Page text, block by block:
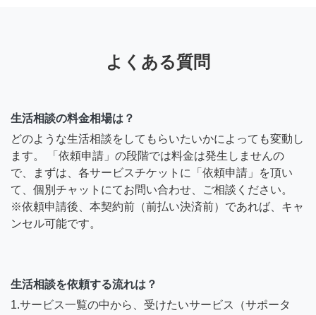
よくある質問
生活相談の料金相場は？
どのような生活相談をしてもらいたいかによっても変動し
ます。 「依頼申請」の段階では料金は発生しませんの
で、まずは、各サービスチケットに「依頼申請」を頂い
て、個別チャットにてお問い合わせ、ご相談ください。
※依頼申請後、本契約前（前払い決済前）であれば、キャ
ンセル可能です。
生活相談を依頼する流れは？
1.サービス一覧の中から、受けたいサービス（サポータ